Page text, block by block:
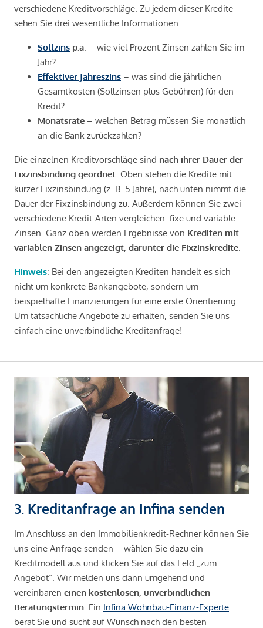
verschiedene Kreditvorschläge. Zu jedem dieser Kredite
sehen Sie drei wesentliche Informationen:
Sollzins p.a . – wie viel Prozent Zinsen zahlen Sie im
Jahr?
Effektiver Jahreszins – was sind die jährlichen
Gesamtkosten (Sollzinsen plus Gebühren) für den
Kredit?
Monatsrate – welchen Betrag müssen Sie monatlich
an die Bank zurückzahlen?
Die einzelnen Kreditvorschläge sind nach ihrer Dauer der
Fixzinsbindung geordnet: Oben stehen die Kredite mit
kürzer Fixzinsbindung (z. B. 5 Jahre), nach unten nimmt die
Dauer der Fixzinsbindung zu. Außerdem können Sie zwei
verschiedene Kredit-Arten vergleichen: fixe und variable
Zinsen. Ganz oben werden Ergebnisse von Krediten mit
variablen Zinsen angezeigt, darunter die Fixzinskredite
Hinweis: Bei den angezeigten Krediten handelt es sich
nicht um konkrete Bankangebote, sondern um
beispielhafte Finanzierungen für eine erste Orientierung.
Um tatsächliche Angebote zu erhalten, senden Sie uns
einfach eine unverbindliche Kreditanfrage!
3. Kreditanfrage an Infina senden
Im Anschluss an den Immobilienkredit-Rechner können Sie
uns eine Anfrage senden – wählen Sie dazu ein
Kreditmodell aus und klicken Sie auf das Feld „zum
Angebot“. Wir melden uns dann umgehend und
vereinbaren einen kostenlosen, unverbindlichen
Beratungstermin . Ein Infina Wohnbau-Finanz-Experte
berät Sie und sucht auf Wunsch nach den besten